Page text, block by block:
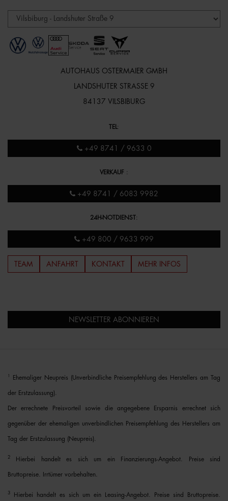
AUTOHAUS OSTERMAIER GMBH
LANDSHUTER STRASSE 9
84137 VILSBIBURG
TEL :
+49 8741 / 9633 0
VERKAUF :
+49 8741 / 6083 9982
24H-NOTDIENST:
+49 800 / 9633 999
TEAM ANFAHRT KONTAKT MEHR INFOS
NEWSLETTER ABONNIEREN
Ehemaliger Neupreis (Unverbindliche Preisempfehlung des Herstellers am Tag
der Erstzulassung).
Der errechnete Preisvorteil sowie die angegebene Ersparnis errechnet sich
gegenüber der ehemaligen unverbindlichen Preisempfehlung des Herstellers am
Tag der Erstzulassung (Neupreis).
2 Hierbei handelt es sich um ein Finanzierungs-Angebot. Preise sind
Bruttopreise. Irrtümer vorbehalten.
3 Hierbei handelt es sich um ein Leasing-Angebot. Preise sind Bruttopreise.